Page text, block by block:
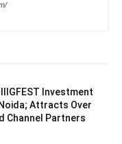
Investment
Attracts Over
Channel Partners